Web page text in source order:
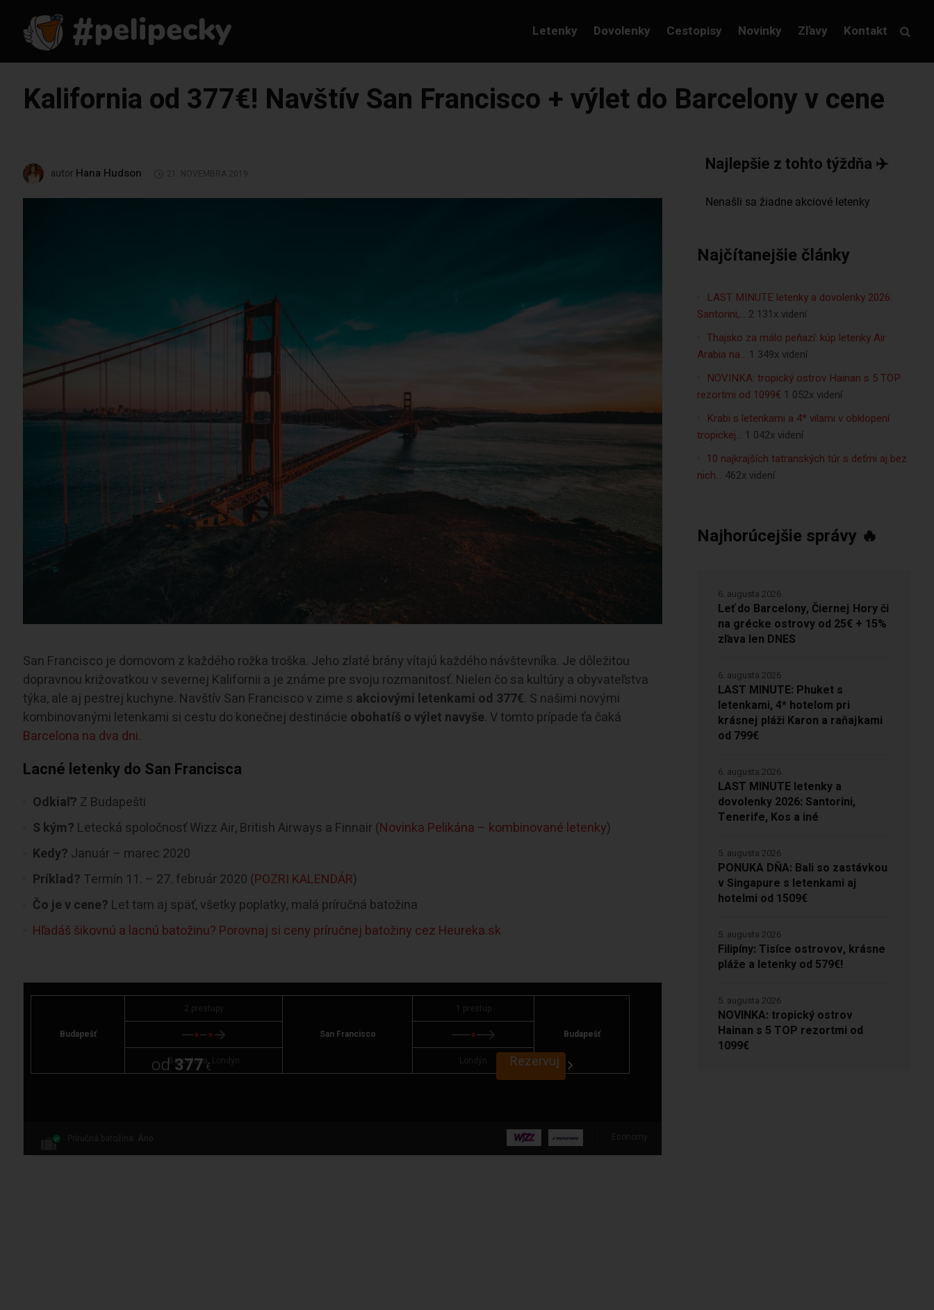
Letenky Dovolenky Cestopisy Novinky Zľavy Kontakt
Kalifornia od 377€! Navštív San Francisco + výlet do Barcelony v cene
autor Hana Hudson 21. NOVEMBRA 2019
San Francisco je domovom z každého rožka troška. Jeho zlaté brány vítajú každého návštevníka. Je dôležitou
dopravnou križovatkou v severnej Kalifornii a je známe pre svoju rozmanitosť. Nielen čo sa kultúry a obyvateľstva
týka, ale aj pestrej kuchyne. Navštív San Francisco v zime s akciovými letenkami od 377€. S našimi novými
kombinovanými letenkami si cestu do konečnej destinácie obohatíš o výlet navyše. V tomto prípade ťa čaká
Barcelona na dva dni.
Lacné letenky do San Francisca
Odkiaľ? Z Budapešti
S kým? Letecká spoločnosť Wizz Air, British Airways a Finnair (Novinka Pelikána – kombinované letenky)
Kedy? Január – marec 2020
Príklad? Termín 11. – 27. február 2020 (POZRI KALENDÁR)
Čo je v cene? Let tam aj späť, všetky poplatky, malá príručná batožina
Hľadáš šikovnú a lacnú batožinu? Porovnaj si ceny príručnej batožiny cez Heureka.sk
Budapešť
2 prestupy
San Francisco
1 prestup
Budapešť
Barcelona, Londýn Londýn
od377 € Rezervuj
Najlepšie z tohto týždňa ✈️
Najčítanejšie články
LAST MINUTE letenky a dovolenky 2026:
Santorini,… 2 131x videní
Thajsko za málo peňazí: kúp letenky Air
Arabia na… 1 349x videní
NOVINKA: tropický ostrov Hainan s 5 TOP
rezortmi od 1099€ 1 052x videní
Krabi s letenkami a 4* vilami v obklopení
tropickej… 1 042x videní
10 najkrajších tatranských túr s deťmi aj bez
nich… 462x videní
Najhorúcejšie správy 🔥
Leť do Barcelony, Čiernej Hory či
na grécke ostrovy od 25€ + 15%
zľava len DNES
6. augusta 2026
LAST MINUTE: Phuket s
letenkami, 4* hotelom pri
krásnej pláži Karon a raňajkami
od 799€
6. augusta 2026
LAST MINUTE letenky a
dovolenky 2026: Santorini,
Tenerife, Kos a iné
6. augusta 2026
PONUKA DŇA: Bali so zastávkou
v Singapure s letenkami aj
hotelmi od 1509€
5. augusta 2026
Filipíny: Tisíce ostrovov, krásne
pláže a letenky od 579€!
5. augusta 2026
NOVINKA: tropický ostrov
Hainan s 5 TOP rezortmi od
1099€
5. augusta 2026